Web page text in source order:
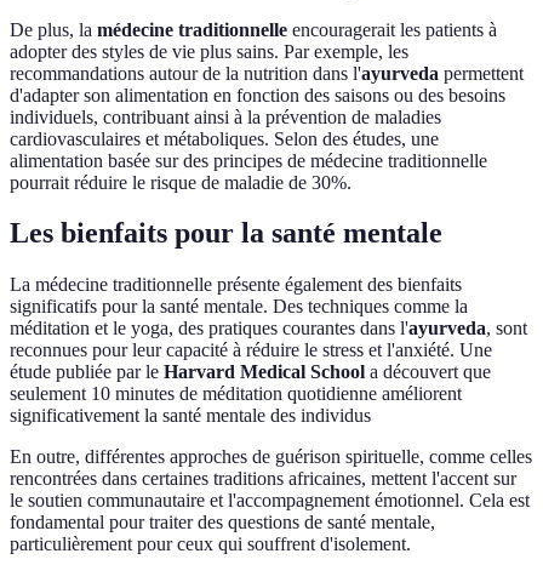
De plus, la médecine traditionnelle encouragerait les patients à
adopter des styles de vie plus sains. Par exemple, les
recommandations autour de la nutrition dans l'ayurveda permettent
d'adapter son alimentation en fonction des saisons ou des besoins
individuels, contribuant ainsi à la prévention de maladies
cardiovasculaires et métaboliques. Selon des études, une
alimentation basée sur des principes de médecine traditionnelle
pourrait réduire le risque de maladie de 30%.
Les bienfaits pour la santé mentale
La médecine traditionnelle présente également des bienfaits
significatifs pour la santé mentale. Des techniques comme la
méditation et le yoga, des pratiques courantes dans l'ayurveda, sont
reconnues pour leur capacité à réduire le stress et l'anxiété. Une
étude publiée par le Harvard Medical School a découvert que
seulement 10 minutes de méditation quotidienne améliorent
significativement la santé mentale des individus
En outre, différentes approches de guérison spirituelle, comme celles
rencontrées dans certaines traditions africaines, mettent l'accent sur
le soutien communautaire et l'accompagnement émotionnel. Cela est
fondamental pour traiter des questions de santé mentale,
particulièrement pour ceux qui souffrent d'isolement.